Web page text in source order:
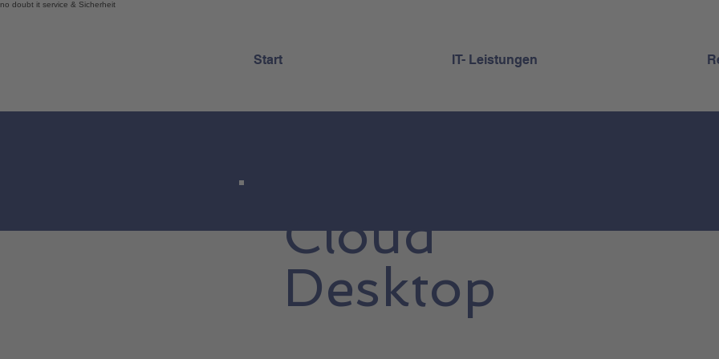
no doubt it service & Sicherheit
Start IT- Leistungen
Cloud
Desktop